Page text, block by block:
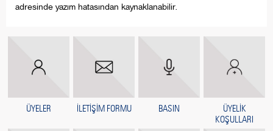
adresinde yazım hatasından kaynaklanabilir.
ÜYELER İLETİŞİM FORMU BASIN
ÜYELİK
KOŞULLARI